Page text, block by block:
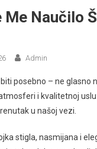
Me Naučilo
Admin
posebno – ne glasno
i kvalitetnoj
u našoj vezi.
stigla, nasmijana i